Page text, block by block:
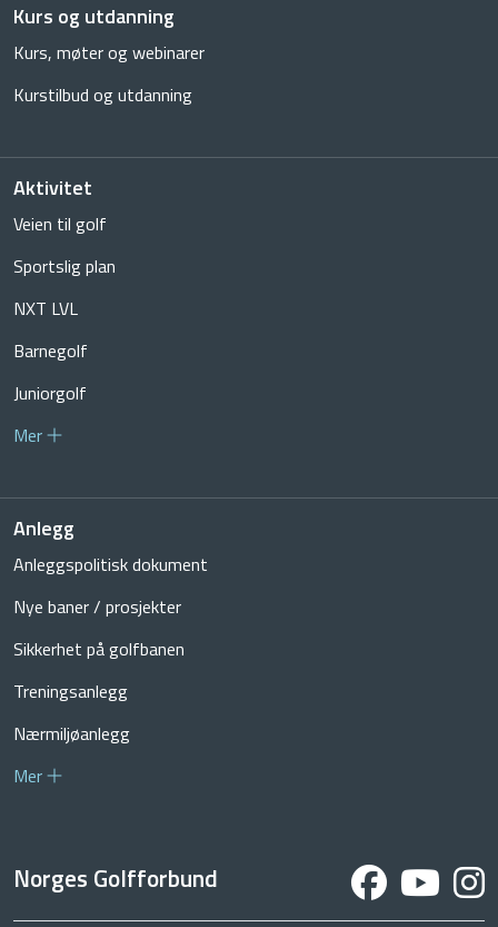
Kurs og utdanning
Kurs, møter og webinarer
Kurstilbud og utdanning
Aktivitet
Veien til golf
Sportslig plan
NXT LVL
Barnegolf
Juniorgolf
Mer
Anlegg
Anleggspolitisk dokument
Nye baner / prosjekter
Sikkerhet på golfbanen
Treningsanlegg
Nærmiljøanlegg
Mer
Norges Golfforbund